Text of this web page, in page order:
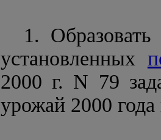
1.
установленных
2000 г. N 79
урожай 2000 года